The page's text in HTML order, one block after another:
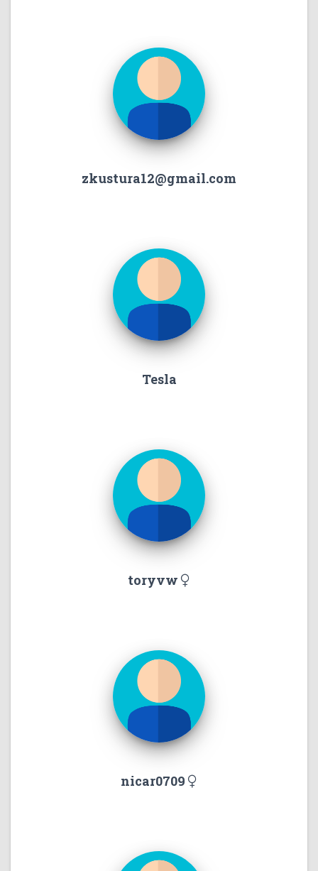
zkustura12@gmail.com
Tesla
toryvw
nicar0709